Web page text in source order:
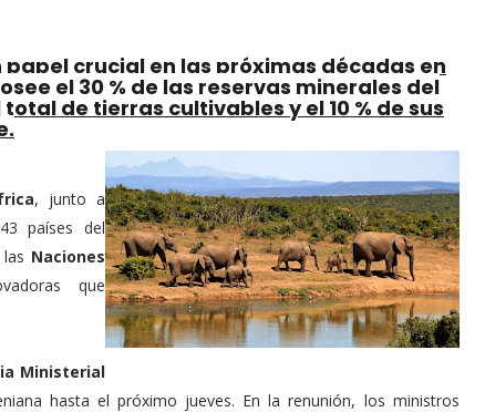
crucial en las próximas décadas en
el 30 % de las reservas minerales del
de tierras cultivables y el 10 % de sus
, junto a
países del
Naciones
que
Ministerial
hasta el próximo jueves. En la renunión, los ministros